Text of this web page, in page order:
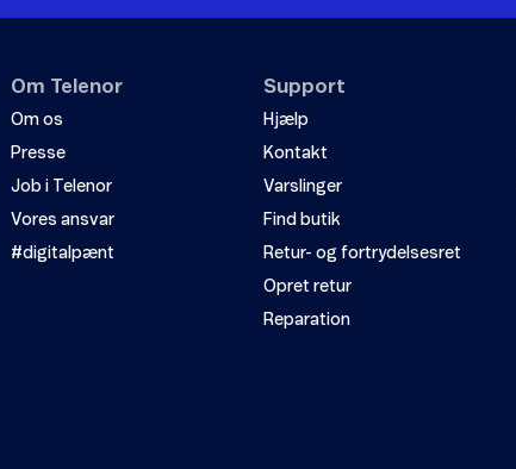
Om Telenor
Om os
Presse
Job i Telenor
Vores ansvar
#digitalpænt
Support
Hjælp
Kontakt
Varslinger
Find butik
Retur- og fortrydelsesret
Opret retur
Reparation